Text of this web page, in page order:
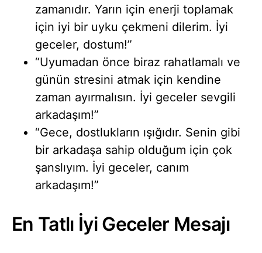
zamanıdır. Yarın için enerji toplamak
için iyi bir uyku çekmeni dilerim. İyi
geceler, dostum!”
“Uyumadan önce biraz rahatlamalı ve
günün stresini atmak için kendine
zaman ayırmalısın. İyi geceler sevgili
arkadaşım!”
“Gece, dostlukların ışığıdır. Senin gibi
bir arkadaşa sahip olduğum için çok
şanslıyım. İyi geceler, canım
arkadaşım!”
En Tatlı İyi Geceler Mesajı